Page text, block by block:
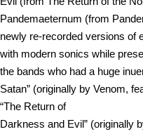
Pandemaeternum (from
newly re-recorded versions of
with modern sonics while
the bands who had a huge
Satan” (originally by Venom,
“The Return of
Darkness and Evil” (originally